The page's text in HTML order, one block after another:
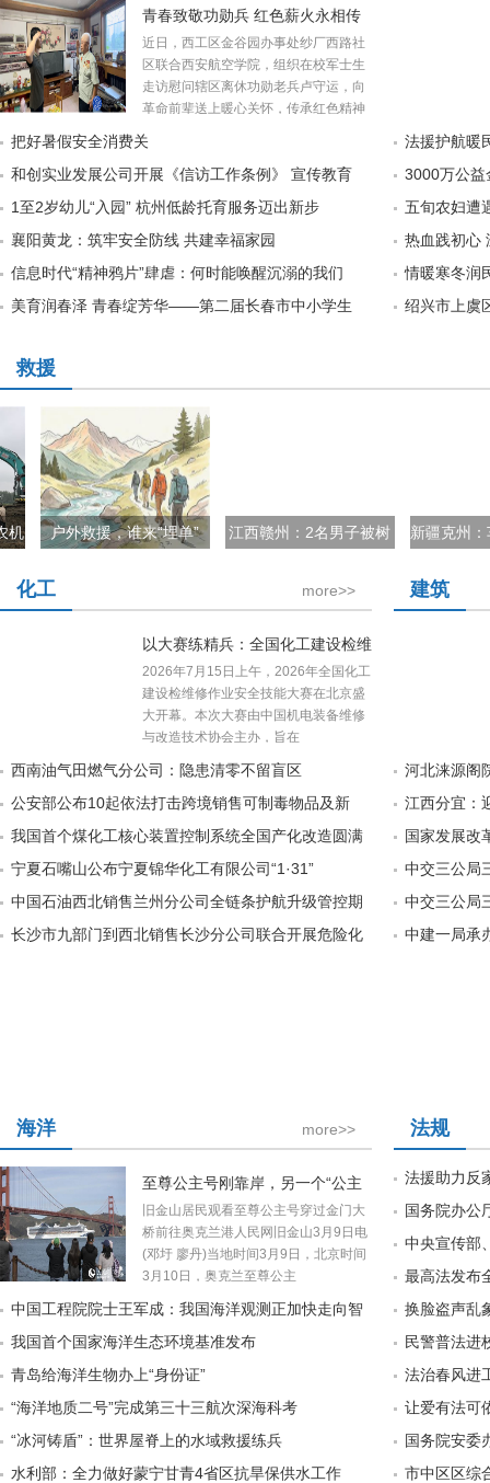
青春致敬功勋兵 红色薪火永相传
近日，西工区金谷园办事处纱厂西路社
区联合西安航空学院，组织在校军士生
走访慰问辖区离休功勋老兵卢守运，向
革命前辈送上暖心关怀，传承红色精神
把好暑假安全消费关
和创实业发展公司开展《信访工作条例》 宣传教育
1至2岁幼儿“入园” 杭州低龄托育服务迈出新步
襄阳黄龙：筑牢安全防线 共建幸福家园
信息时代“精神鸦片”肆虐：何时能唤醒沉溺的我们
美育润春泽 青春绽芳华——第二届长春市中小学生
法援护航暖
3000万公益
五旬农妇遭
热血践初心
情暖寒冬润
绍兴市上虞
救援
唐山市热力集团积极开展 第二届全国水域救援综合 【砺剑水域 守
more>>
化工
以大赛练精兵：全国化工建设检维
2026年7月15日上午，2026年全国化工
建设检维修作业安全技能大赛在北京盛
大开幕。本次大赛由中国机电装备维修
与改造技术协会主办，旨在
西南油气田燃气分公司：隐患清零不留盲区
公安部公布10起依法打击跨境销售可制毒物品及新
我国首个煤化工核心装置控制系统全国产化改造圆满
宁夏石嘴山公布宁夏锦华化工有限公司“1·31”
中国石油西北销售兰州分公司全链条护航升级管控期
长沙市九部门到西北销售长沙分公司联合开展危险化
建筑
河北涞源阁
江西分宜：
国家发展改
中交三公局
中交三公局
中建一局承
more>>
海洋
至尊公主号刚靠岸，另一个“公主
旧金山居民观看至尊公主号穿过金门大
桥前往奥克兰港人民网旧金山3月9日电
(邓圩 廖丹)当地时间3月9日，北京时间
3月10日，奥克兰至尊公主
中国工程院院士王军成：我国海洋观测正加快走向智
我国首个国家海洋生态环境基准发布
青岛给海洋生物办上“身份证”
“海洋地质二号”完成第三十三航次深海科考
“冰河铸盾”：世界屋脊上的水域救援练兵
水利部：全力做好蒙宁甘青4省区抗旱保供水工作
法规
法援助力反
国务院办公
中央宣传部
最高法发布
换脸盗声乱
民警普法进
法治春风进
让爱有法可
国务院安委
市中区区综